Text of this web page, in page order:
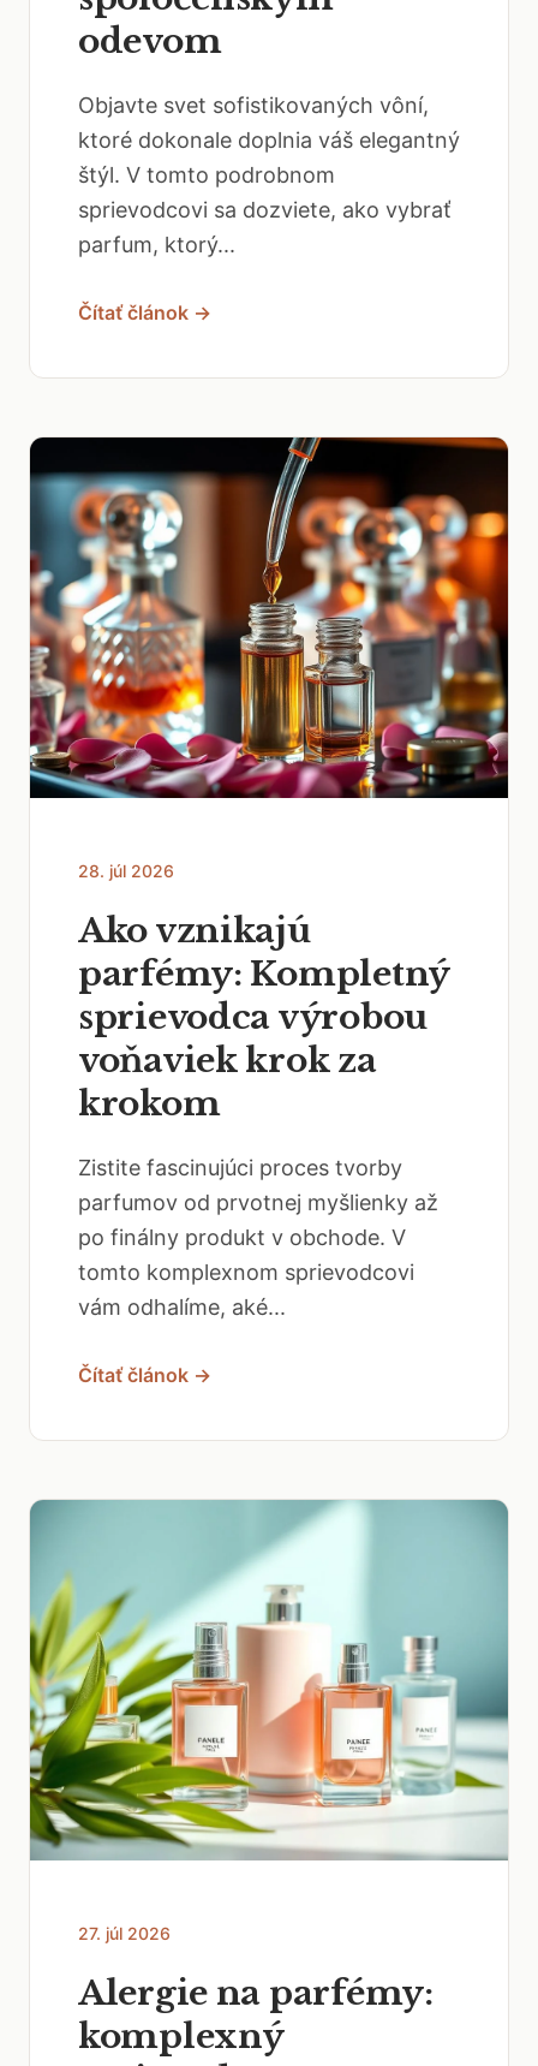
odevom
Objavte svet sofistikovaných vôní,
ktoré dokonale doplnia váš elegantný
štýl. V tomto podrobnom
sprievodcovi sa dozviete, ako vybrať
parfum, ktorý...
Čítať článok →
28. júl 2026
Ako vznikajú
parfémy: Kompletný
sprievodca výrobou
voňaviek krok za
krokom
Zistite fascinujúci proces tvorby
parfumov od prvotnej myšlienky až
po finálny produkt v obchode. V
tomto komplexnom sprievodcovi
vám odhalíme, aké...
Čítať článok →
27. júl 2026
Alergie na parfémy:
komplexný